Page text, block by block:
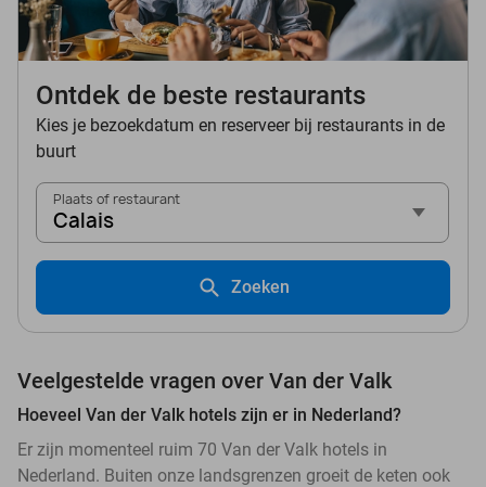
Ontdek de beste restaurants
Kies je bezoekdatum en reserveer bij restaurants in de
buurt
Plaats of restaurant
Calais
Zoeken
Veelgestelde vragen over Van der Valk
Hoeveel Van der Valk hotels zijn er in Nederland?
Er zijn momenteel ruim 70 Van der Valk hotels in
Nederland. Buiten onze landsgrenzen groeit de keten ook